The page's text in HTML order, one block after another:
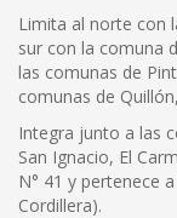
Limita al norte con
sur con la comuna
las comunas de
comunas de
Integra junto a las
San Ignacio, El
N° 41 y pertenece
Cordillera).